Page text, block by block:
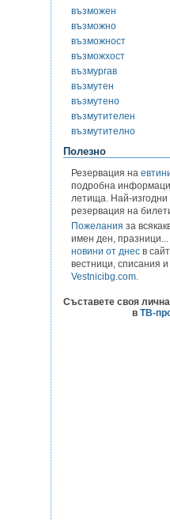
възможен
възможно
възможност
възможхост
възмургав
възмутен
възмутено
възмутителен
възмутително
Полезно
Резервация на
подробна
летища. Най-изгодни
резервация на
Пожелания за
имен ден,
новини от днес в
вестници, списания
Vestnicibg.com.
Съставете своя
в ТВ-